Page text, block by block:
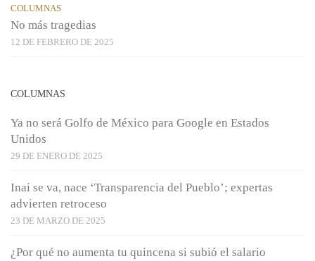
COLUMNAS
No más tragedias
12 DE FEBRERO DE 2025
COLUMNAS
Ya no será Golfo de México para Google en Estados
Unidos
29 DE ENERO DE 2025
Inai se va, nace ‘Transparencia del Pueblo’; expertas
advierten retroceso
23 DE MARZO DE 2025
¿Por qué no aumenta tu quincena si subió el salario